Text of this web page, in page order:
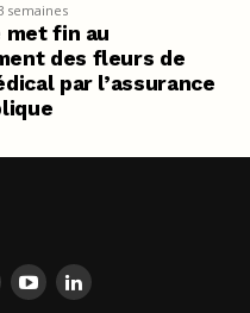
semaines
met fin au
des fleurs de
par l’assurance